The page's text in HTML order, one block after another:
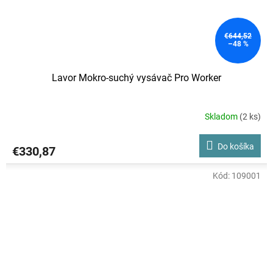
€644,52
–48 %
Lavor Mokro-suchý vysávač Pro Worker
Skladom (2 ks)
€330,87 Do košíka
Kód: 109001